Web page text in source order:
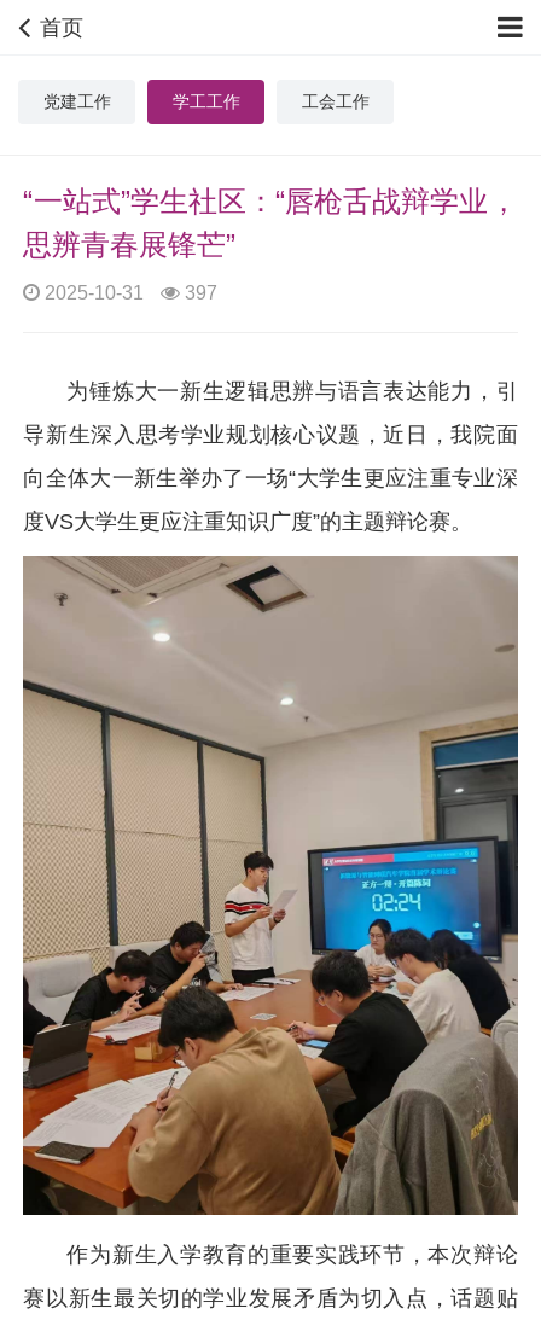
首页
党建工作 学工工作 工会工作
“一站式”学生社区：“唇枪舌战辩学业，
思辨青春展锋芒”
2025-10-31 397
为锤炼大一新生逻辑思辨与语言表达能力，引
导新生深入思考学业规划核心议题，近日，我院面
向全体大一新生举办了一场“大学生更应注重专业深
度VS大学生更应注重知识广度”的主题辩论赛。
作为新生入学教育的重要实践环节，本次辩论
赛以新生最关切的学业发展矛盾为切入点，话题贴